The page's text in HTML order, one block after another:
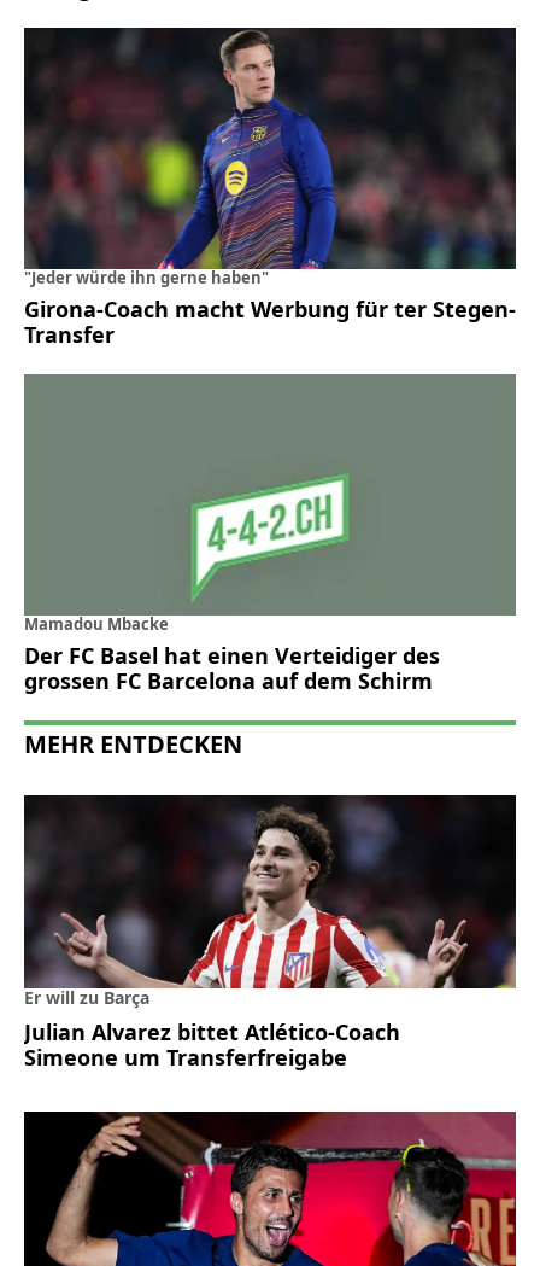
"Jeder würde ihn gerne haben"
Girona-Coach macht Werbung für ter Stegen-
Transfer
Mamadou Mbacke
Der FC Basel hat einen Verteidiger des
grossen FC Barcelona auf dem Schirm
MEHR ENTDECKEN
Er will zu Barça
Julian Alvarez bittet Atlético-Coach
Simeone um Transferfreigabe